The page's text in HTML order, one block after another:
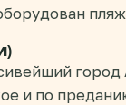
и по